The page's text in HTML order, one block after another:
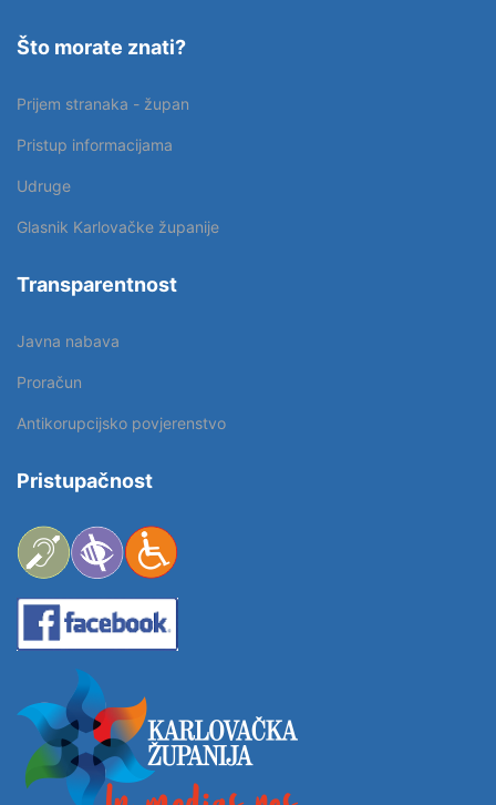
Što morate znati?
Prijem stranaka - župan
Pristup informacijama
Udruge
Glasnik Karlovačke županije
Transparentnost
Javna nabava
Proračun
Antikorupcijsko povjerenstvo
Pristupačnost